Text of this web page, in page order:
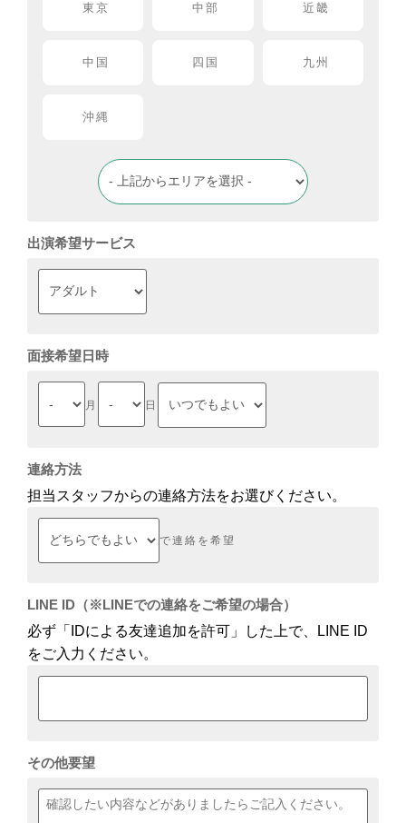
東京 中部 近畿
中国 四国 九州
沖縄
出演希望サービス
面接希望日時
月 日
連絡方法
担当スタッフからの連絡方法をお選びください。
で連絡を希望
LINE ID（※LINEでの連絡をご希望の場合）
必ず「IDによる友達追加を許可」した上で、LINE ID
をご入力ください。
その他要望